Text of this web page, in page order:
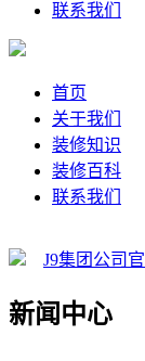
联系我们
首页
关于我们
装修知识
装修百科
联系我们
J9集团公司
新闻中心